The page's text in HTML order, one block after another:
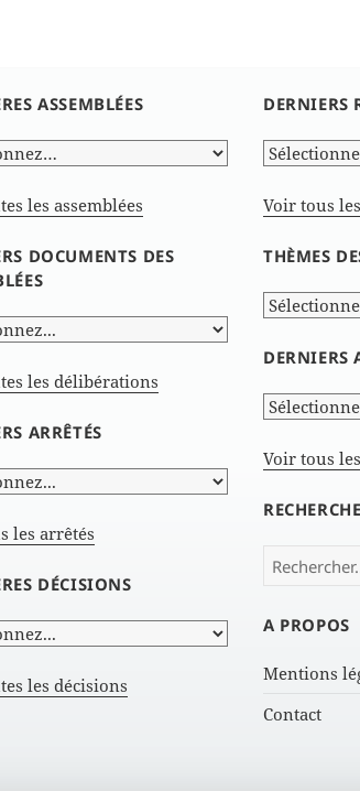
ASSEMBLÉES
les assemblées
DOCUMENTS DES
les délibérations
ARRÊTÉS
les arrêtés
DÉCISIONS
les décisions
DERNIERS
Voir tous
THÈMES
DERNIERS
Voir tous
Rechercher :
A PROPOS
Mentions
Contact